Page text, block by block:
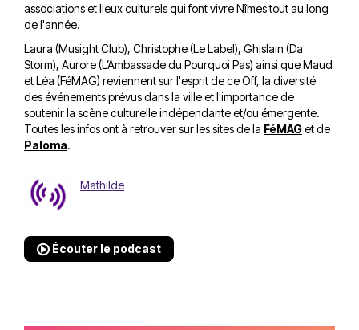
associations et lieux culturels qui font vivre Nîmes tout au long
de l'année.
Laura (Musight Club), Christophe (Le Label), Ghislain (Da
Storm), Aurore (L’Ambassade du Pourquoi Pas) ainsi que Maud
et Léa (FéMAG) reviennent sur l'esprit de ce Off, la diversité
des événements prévus dans la ville et l'importance de
soutenir la scène culturelle indépendante et/ou émergente.
Toutes les infos ont à retrouver sur les sites de la FéMAGet de
Paloma.
Mathilde
Écouter le podcast